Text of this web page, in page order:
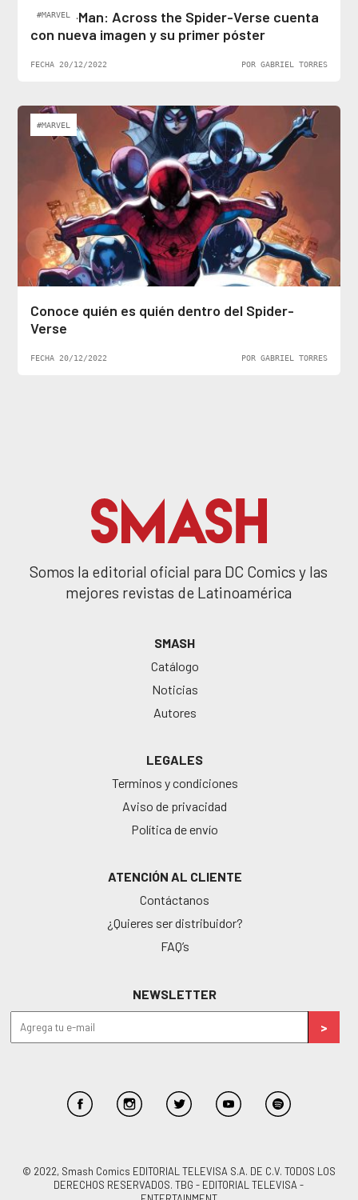
#MARVEL
Spider-Man: Across the Spider-Verse cuenta
con nueva imagen y su primer póster
FECHA 20/12/2022 POR GABRIEL TORRES
#MARVEL
Conoce quién es quién dentro del Spider-
Verse
FECHA 20/12/2022 POR GABRIEL TORRES
Somos la editorial oficial para DC Comics y las
mejores revistas de Latinoamérica
SMASH
Catálogo
Noticias
Autores
LEGALES
Terminos y condiciones
Aviso de privacidad
Política de envío
ATENCIÓN AL CLIENTE
Contáctanos
¿Quieres ser distribuidor?
FAQ’s
NEWSLETTER
© 2022, Smash Comics EDITORIAL TELEVISA S.A. DE C.V. TODOS LOS
DERECHOS RESERVADOS. TBG - EDITORIAL TELEVISA -